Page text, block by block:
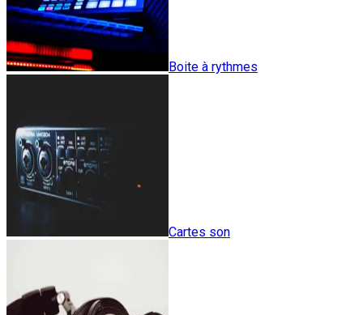
Boite à rythmes
Cartes son